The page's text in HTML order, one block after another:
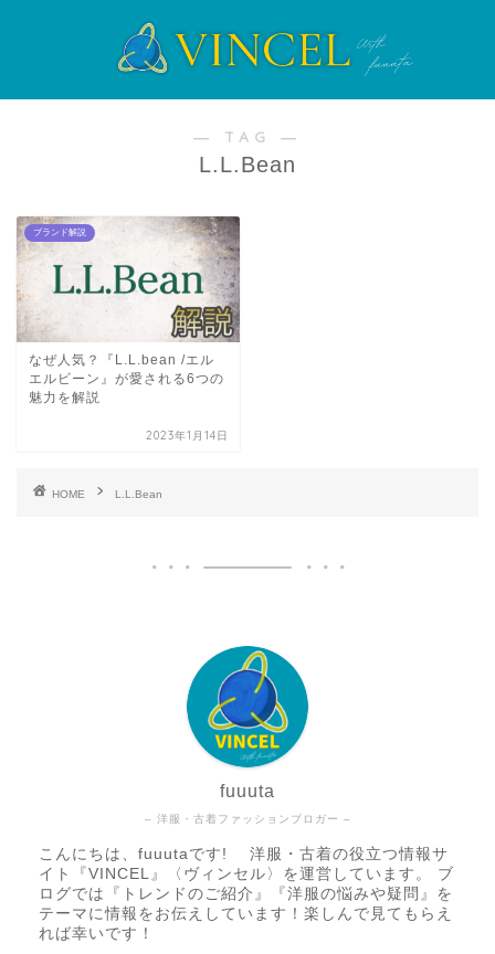
― TAG ―
L.L.Bean
ブランド解説
なぜ人気？『L.L.bean /エル
エルビーン』が愛される6つの
魅力を解説
2023年1月14日
HOME L.L.Bean
– 洋服・古着ファッションブロガー –
fuuuta
こんにちは、fuuutaです! 洋服・古着の役立つ情報サ
イト『VINCEL』〈ヴィンセル〉を運営しています。 ブ
ログでは『トレンドのご紹介』『洋服の悩みや疑問』を
テーマに情報をお伝えしています！楽しんで見てもらえ
れば幸いです！